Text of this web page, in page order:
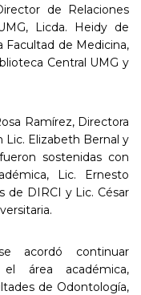
de Relaciones
Licda. Heidy de
Facultad de Medicina,
Central UMG y
Ramírez, Directora
Elizabeth Bernal y
sostenidas con
Lic. Ernesto
de DIRCI y Lic. César
acordó continuar
área académica,
de Odontología,